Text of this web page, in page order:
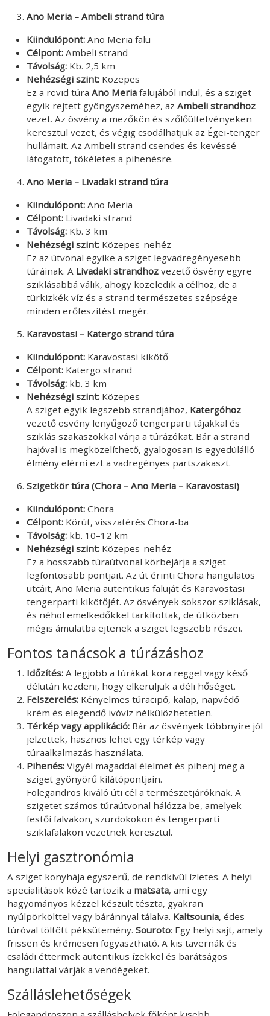
Ano Meria – Ambeli strand túra
Kiindulópont: Ano Meria falu
Célpont: Ambeli strand
Távolság: Kb. 2,5 km
Nehézségi szint: Közepes
Ez a rövid túra Ano Meria falujából indul, és a sziget
egyik rejtett gyöngyszeméhez, az Ambeli strandhoz
vezet. Az ösvény a mezőkön és szőlőültetvényeken
keresztül vezet, és végig csodálhatjuk az Égei-tenger
hullámait. Az Ambeli strand csendes és kevéssé
látogatott, tökéletes a pihenésre.
Ano Meria – Livadaki strand túra
Kiindulópont: Ano Meria
Célpont: Livadaki strand
Távolság: Kb. 3 km
Nehézségi szint: Közepes-nehéz
Ez az útvonal egyike a sziget legvadregényesebb
túráinak. A Livadaki strandhoz vezető ösvény egyre
sziklásabbá válik, ahogy közeledik a célhoz, de a
türkizkék víz és a strand természetes szépsége
minden erőfeszítést megér.
Karavostasi – Katergo strand túra
Kiindulópont: Karavostasi kikötő
Célpont: Katergo strand
Távolság: kb. 3 km
Nehézségi szint: Közepes
A sziget egyik legszebb strandjához, Katergóhoz
vezető ösvény lenyűgöző tengerparti tájakkal és
sziklás szakaszokkal várja a túrázókat. Bár a strand
hajóval is megközelíthető, gyalogosan is egyedülálló
élmény elérni ezt a vadregényes partszakaszt.
Szigetkör túra (Chora – Ano Meria – Karavostasi)
Kiindulópont: Chora
Célpont: Körút, visszatérés Chora-ba
Távolság: kb. 10–12 km
Nehézségi szint: Közepes-nehéz
Ez a hosszabb túraútvonal körbejárja a sziget
legfontosabb pontjait. Az út érinti Chora hangulatos
utcáit, Ano Meria autentikus faluját és Karavostasi
tengerparti kikötőjét. Az ösvények sokszor sziklásak,
és néhol emelkedőkkel tarkítottak, de útközben
mégis ámulatba ejtenek a sziget legszebb részei.
Fontos tanácsok a túrázáshoz
Időzítés: A legjobb a túrákat kora reggel vagy késő
délután kezdeni, hogy elkerüljük a déli hőséget.
Felszerelés: Kényelmes túracipő, kalap, napvédő
krém és elegendő ivóvíz nélkülözhetetlen.
Térkép vagy applikáció: Bár az ösvények többnyire jól
jelzettek, hasznos lehet egy térkép vagy
túraalkalmazás használata.
Pihenés: Vigyél magaddal élelmet és pihenj meg a
sziget gyönyörű kilátópontjain.
Folegandros kiváló úti cél a természetjáróknak. A
szigetet számos túraútvonal hálózza be, amelyek
festői falvakon, szurdokokon és tengerparti
sziklafalakon vezetnek keresztül.
Helyi gasztronómia
A sziget konyhája egyszerű, de rendkívül ízletes. A helyi
specialitások közé tartozik a matsata, ami egy
hagyományos kézzel készült tészta, gyakran
nyúlpörkölttel vagy báránnyal tálalva. Kaltsounia, édes
túróval töltött péksütemény. Souroto: Egy helyi sajt, amely
frissen és krémesen fogyasztható. A kis tavernák és
családi éttermek autentikus ízekkel és barátságos
hangulattal várják a vendégeket.
Szálláslehetőségek